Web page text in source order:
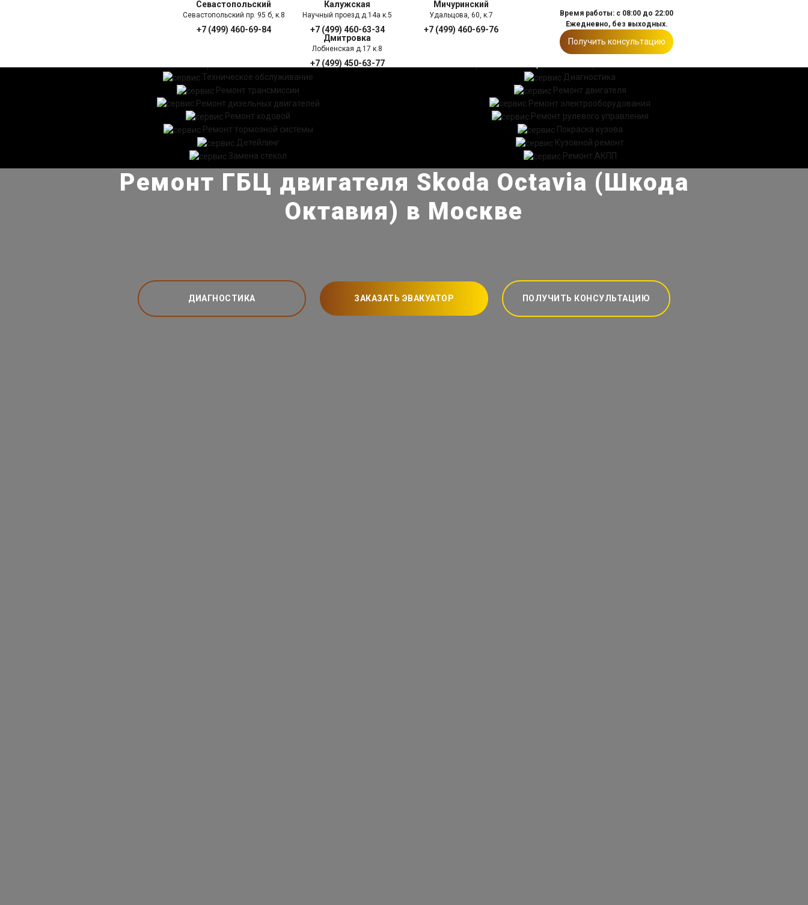
Севастопольский
Севастопольский пр. 95 б, к.8
+7 (499) 460-69-84
Калужская
Научный проезд д.14а к.5
+7 (499) 460-63-34
Мичуринский
Удальцова, 60, к.7
+7 (499) 460-69-76
Дмитровка
Лобненская д.17 к.8
+7 (499) 450-63-77
Время работы: с 08:00 до 22:00
Ежедневно, без выходных.
Получить консультацию
ПРАЙС ЛИСТ
Техническое обслуживание
Диагностика
Ремонт трансмиссии
Ремонт двигателя
Ремонт дизельных двигателей
Ремонт электрооборудования
Ремонт ходовой
Ремонт рулевого управления
Ремонт тормозной системы
Покраска кузова
Детейлинг
Кузовной ремонт
Замена стекол
Ремонт АКПП
Ремонт ГБЦ двигателя Skoda Octavia (Шкода
Октавия) в Москве
ДИАГНОСТИКА ЗАКАЗАТЬ ЭВАКУАТОР ПОЛУЧИТЬ КОНСУЛЬТАЦИЮ